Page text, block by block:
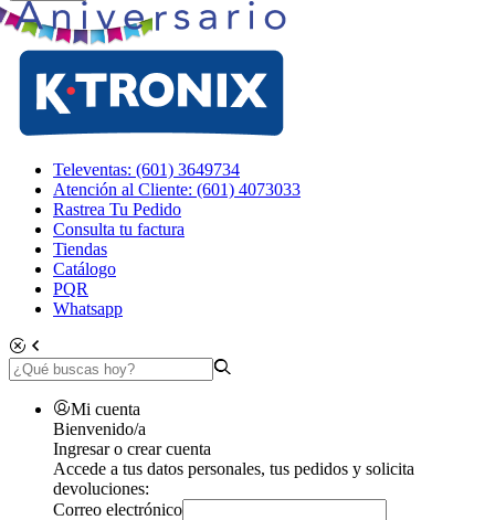
Televentas: (601) 3649734
Atención al Cliente: (601) 4073033
Rastrea Tu Pedido
Consulta tu factura
Tiendas
Catálogo
PQR
Whatsapp
Mi cuenta
Bienvenido/a
Ingresar o crear cuenta
Accede a tus datos personales, tus pedidos y solicita
devoluciones:
Correo electrónico